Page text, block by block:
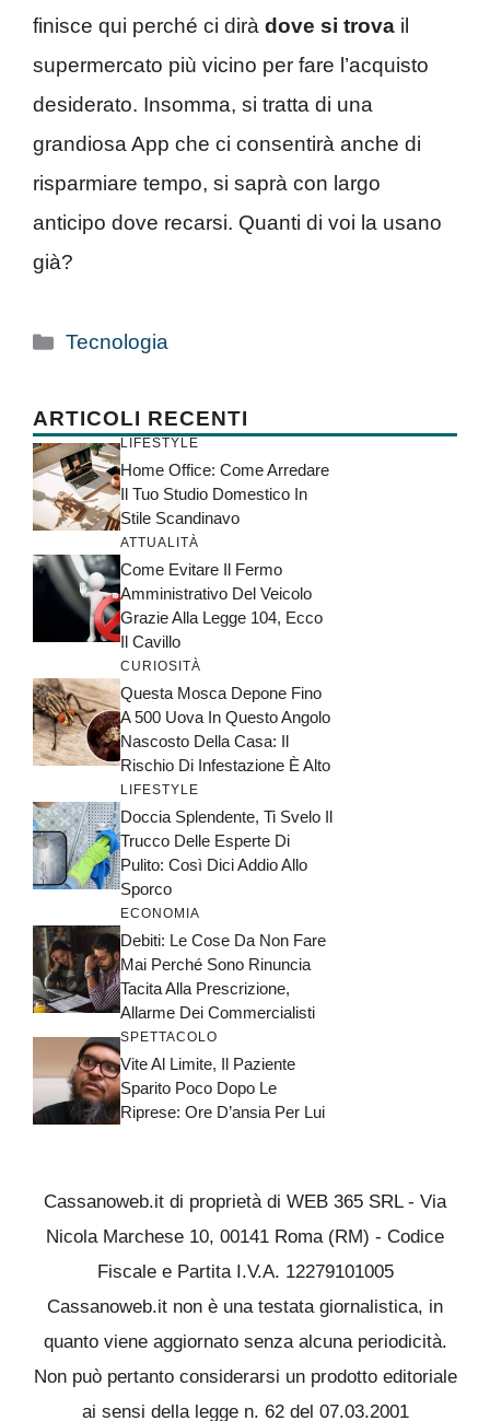
finisce qui perché ci dirà dove si trova il
supermercato più vicino per fare l’acquisto
desiderato. Insomma, si tratta di una
grandiosa App che ci consentirà anche di
risparmiare tempo, si saprà con largo
anticipo dove recarsi. Quanti di voi la usano
già?
Categorie
Tecnologia
ARTICOLI RECENTI
LIFESTYLE
Home Office: Come Arredare
Il Tuo Studio Domestico In
Stile Scandinavo
ATTUALITÀ
Come Evitare Il Fermo
Amministrativo Del Veicolo
Grazie Alla Legge 104, Ecco
Il Cavillo
CURIOSITÀ
Questa Mosca Depone Fino
A 500 Uova In Questo Angolo
Nascosto Della Casa: Il
Rischio Di Infestazione È Alto
LIFESTYLE
Doccia Splendente, Ti Svelo Il
Trucco Delle Esperte Di
Pulito: Così Dici Addio Allo
Sporco
ECONOMIA
Debiti: Le Cose Da Non Fare
Mai Perché Sono Rinuncia
Tacita Alla Prescrizione,
Allarme Dei Commercialisti
SPETTACOLO
Vite Al Limite, Il Paziente
Sparito Poco Dopo Le
Riprese: Ore D’ansia Per Lui
Cassanoweb.it di proprietà di WEB 365 SRL - Via
Nicola Marchese 10, 00141 Roma (RM) - Codice
Fiscale e Partita I.V.A. 12279101005
Cassanoweb.it non è una testata giornalistica, in
quanto viene aggiornato senza alcuna periodicità.
Non può pertanto considerarsi un prodotto editoriale
ai sensi della legge n. 62 del 07.03.2001